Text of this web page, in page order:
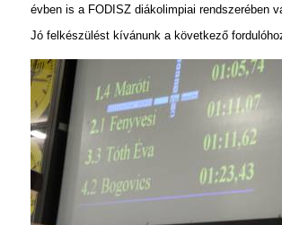
évben is a FODISZ diákolimpiai rendszerében
Jó felkészülést kívánunk a következő